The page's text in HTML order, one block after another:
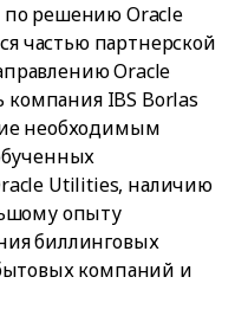
по решению Oracle
частью партнерской
Oracle
IBS Borlas
необходимым
Utilities, наличию
опыту
биллинговых
компаний и